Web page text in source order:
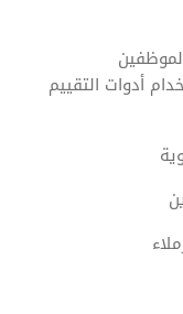
أدوات التقييم